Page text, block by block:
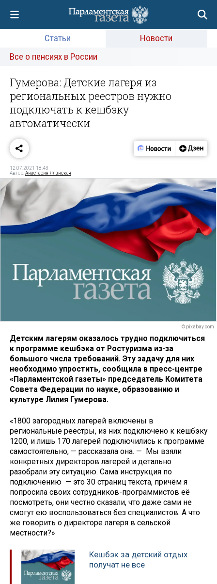
Статьи
Новости
Все о пенсиях в России
Гумерова: Детские лагеря из
региональных реестров нужно
подключать к кешбэку
автоматически
12.07.2021 18:43
Автор:Анастасия Яланская
© pixabay.com
Детским лагерям оказалось трудно подключиться
к программе кешбэка от Ростуризма из-за
большого числа требований. Эту задачу для них
необходимо упростить, сообщила в пресс-центре
«Парламентской газеты» председатель Комитета
Совета Федерации по науке, образованию и
культуре Лилия Гумерова.
«1800 загородных лагерей включены в
региональные реестры, из них подключено к кешбэку
1200, и лишь 170 лагерей подключились к программе
самостоятельно, — рассказала она. — Мы взяли
конкретных директоров лагерей и детально
разобрали эту ситуацию. Сама инструкция по
подключению — это 30 страниц текста, причём я
попросила своих сотрудников-программистов её
посмотреть, они честно сказали, что даже сами не
смогут ею воспользоваться без специалистов. А что
же говорить о директоре лагеря в сельской
местности?»
Кешбэк за детский отдых
получат не все